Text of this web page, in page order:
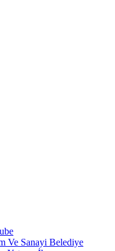
Ve Sanayi Belediye